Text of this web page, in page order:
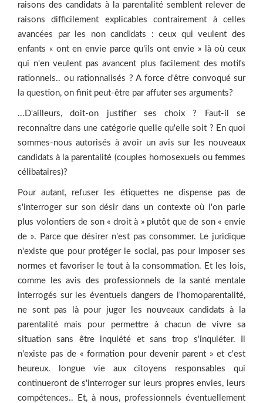
raisons des candidats à la parentalité semblent relever de
raisons difficilement explicables contrairement à celles
avancées par les non candidats : ceux qui veulent des
enfants « ont en envie parce qu'ils ont envie » là où ceux
qui n'en veulent pas avancent plus facilement des motifs
rationnels.. ou rationnalisés ? A force d'être convoqué sur
la question, on finit peut-être par affuter ses arguments?
...D'ailleurs, doit-on justifier ses choix ? Faut-il se
reconnaître dans une catégorie quelle qu'elle soit ? En quoi
sommes-­nous autorisés à avoir un avis sur les nouveaux
candidats à la parentalité (couples homosexuels ou femmes
célibataires)?
Pour autant, refuser les étiquettes ne dispense pas de
s'interroger sur son désir dans un contexte où l'on parle
plus volontiers de son « droit à » plutôt que de son « envie
de ». Parce que désirer n'est pas consommer. Le juridique
n'existe que pour protéger le social, pas pour imposer ses
normes et favoriser le tout à la consommation. Et les lois,
comme les avis des professionnels de la santé mentale
interrogés sur les éventuels dangers de l'homoparentalité,
ne sont pas là pour juger les nouveaux candidats à la
parentalité mais pour permettre à chacun de vivre sa
situation sans être inquiété et sans trop s'inquiéter. Il
n'existe pas de « formation pour devenir parent » et c'est
heureux. longue vie aux citoyens responsables qui
continueront de s'interroger sur leurs propres envies, leurs
compétences.. Et, à nous, professionnels éventuellement